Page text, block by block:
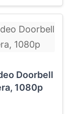
Doorbell
1080p